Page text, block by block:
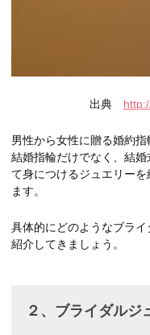
出典
男性から女性に贈る婚約
結婚指輪だけでなく、結
て身につけるジュエリー
ます。
具体的にどのようなブラ
紹介してきましょう。
２、ブライダルジ